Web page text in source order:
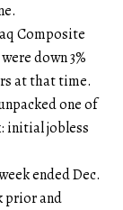
Composite
down 3%
at that time.
one of
initial jobless
ended Dec.
prior and